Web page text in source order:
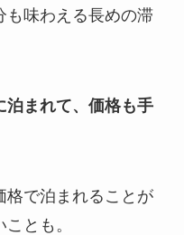
も味わえる長めの滞
泊まれて、価格も手
格で泊まれることが
とも。